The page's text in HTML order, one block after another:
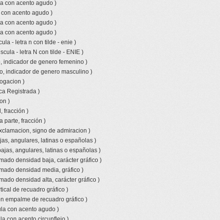
con acento agudo )
acento agudo )
con acento agudo )
con acento agudo )
- letra n con tilde - enie )
- letra N con tilde - ENIE )
indicador de genero femenino )
indicador de genero masculino )
)
Registrada )
)
fracción )
parte, fracción )
signo de admiracion )
angulares, latinas o españolas )
angulares, latinas o españolas )
densidad baja, carácter gráfico )
densidad media, gráfico )
densidad alta, carácter gráfico )
de recuadro gráfico )
empalme de recuadro gráfico )
con acento agudo )